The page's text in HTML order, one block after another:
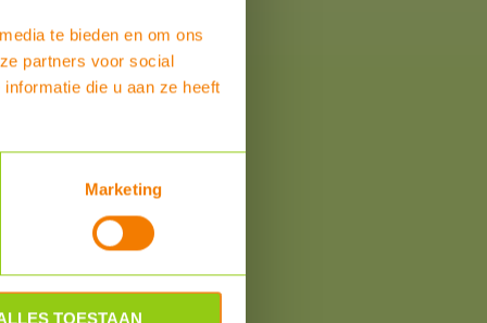
te bieden en om ons
partners voor social
die u aan ze heeft
Marketing
TOESTAAN